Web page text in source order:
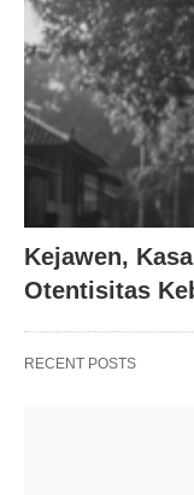
Kejawen,
Otentisitas
RECENT POSTS